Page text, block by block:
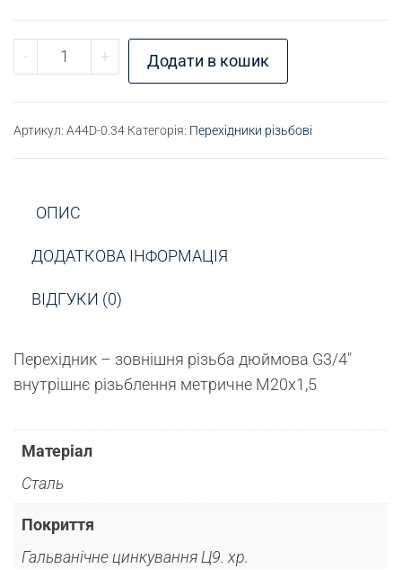
- Перехідник різьбовий G3/4" (зовнішня) -
+ Додати в кошик
Артикул: A44D-0.34 Категорія: Перехідники різьбові
ОПИС
ДОДАТКОВА ІНФОРМАЦІЯ
ВІДГУКИ (0)
Перехідник – зовнішня різьба дюймова G3/4″
внутрішнє різьблення метричне М20х1,5
Матеріал
Сталь
Покриття
Гальванічне цинкування Ц9. хр.